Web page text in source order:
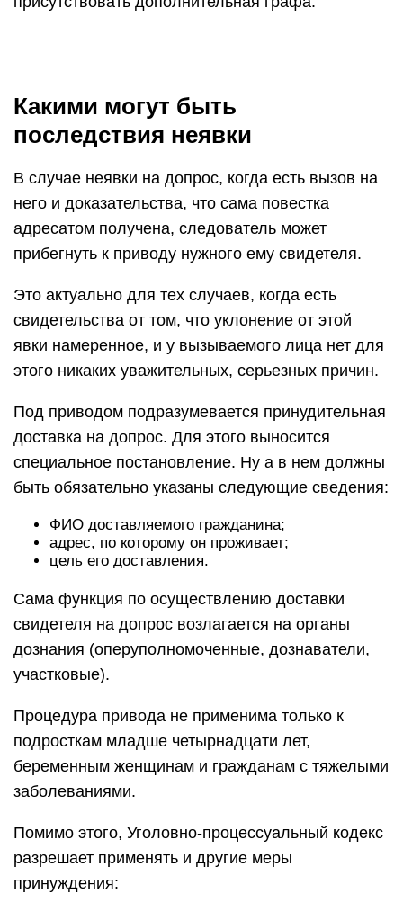
Какими могут быть
последствия неявки
В случае неявки на допрос, когда есть вызов на
него и доказательства, что сама повестка
адресатом получена, следователь может
прибегнуть к приводу нужного ему свидетеля.
Это актуально для тех случаев, когда есть
свидетельства от том, что уклонение от этой
явки намеренное, и у вызываемого лица нет для
этого никаких уважительных, серьезных причин.
Под приводом подразумевается принудительная
доставка на допрос. Для этого выносится
специальное постановление. Ну а в нем должны
быть обязательно указаны следующие сведения:
ФИО доставляемого гражданина;
адрес, по которому он проживает;
цель его доставления.
Сама функция по осуществлению доставки
свидетеля на допрос возлагается на органы
дознания (оперуполномоченные, дознаватели,
участковые).
Процедура привода не применима только к
подросткам младше четырнадцати лет,
беременным женщинам и гражданам с тяжелыми
заболеваниями.
Помимо этого, Уголовно-процессуальный кодекс
разрешает применять и другие меры
принуждения: